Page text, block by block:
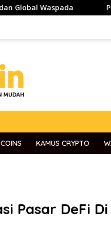
Pepe ($PEPE)
KAMUS CRYPTO
Pasar DeFi